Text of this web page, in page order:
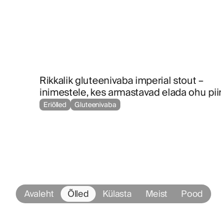
Avaleht Õlled Külasta Meist Pood
Rikkalik gluteenivaba imperial stout –
inimestele, kes armastavad elada ohu
Eriõlled Gluteenivaba